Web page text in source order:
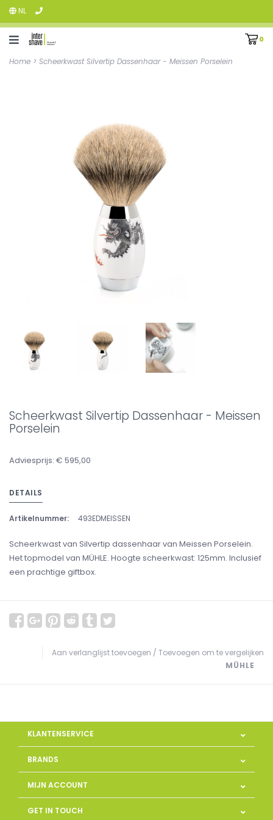
NL
0
Home > Scheerkwast Silvertip Dassenhaar - Meissen Porselein
Scheerkwast Silvertip Dassenhaar - Meissen
Porselein
Adviesprijs: € 595,00
DETAILS
Artikelnummer: 493EDMEISSEN
Scheerkwast van Silvertip dassenhaar van Meissen Porselein.
Het topmodel van MÜHLE. Hoogte scheerkwast: 125mm. Inclusief
een prachtige giftbox.
Aan verlanglijst toevoegen / Toevoegen om te vergelijken
MÜHLE
KLANTENSERVICE
BRANDS
MIJN ACCOUNT
GET IN TOUCH